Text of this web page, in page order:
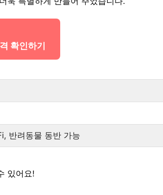
확인하기
반려동물 동반 가능
있어요!